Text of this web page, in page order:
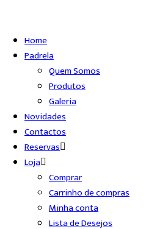
Home
Padrela
Quem Somos
Produtos
Galeria
Novidades
Contactos
Reservas
Loja
Comprar
Carrinho de compras
Minha conta
Lista de Desejos